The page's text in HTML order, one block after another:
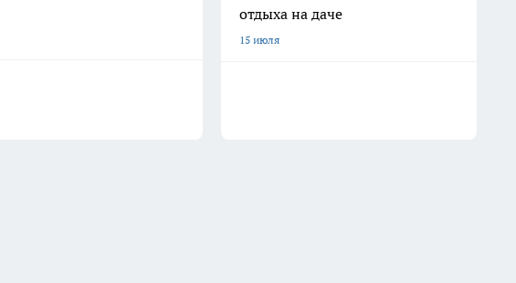
отдыха на даче
15 июля